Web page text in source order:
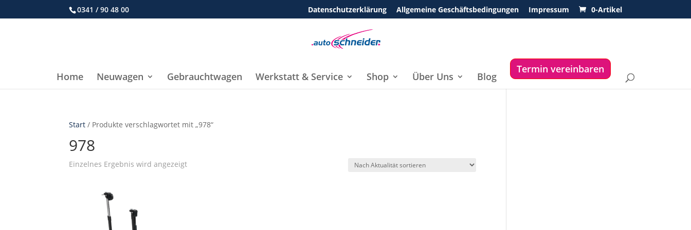
0341 / 90 48 00 Datenschutzerklärung Allgemeine Geschäftsbedingungen Impressum 0-Artikel
Home Neuwagen Gebrauchtwagen Werkstatt & Service Shop Über Uns Blog
Termin vereinbaren
Start / Produkte verschlagwortet mit „978“
978
Einzelnes Ergebnis wird angezeigt